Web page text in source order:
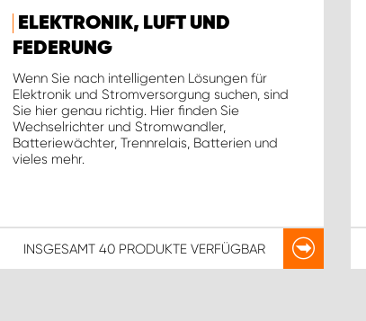
ELEKTRONIK, LUFT UND
FEDERUNG
Wenn Sie nach intelligenten Lösungen für
Elektronik und Stromversorgung suchen, sind
Sie hier genau richtig. Hier finden Sie
Wechselrichter und Stromwandler,
Batteriewächter, Trennrelais, Batterien und
vieles mehr.
INSGESAMT40 PRODUKTE VERFÜGBAR